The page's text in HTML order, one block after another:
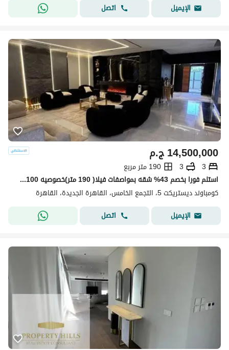
الإيميل
اتصل
ج.م14,500,000
3
3
190 متر مربع
استلم فورا بخصم 43% شقه بمواصفات فيلا( 190 متر)خصوصيه 100% للبيع في ديستريكت 5 - District 5 التجمع الخامس دقائق من ميفيدا وهايد بارك وماونتن فيو
كومباوند ديستريكت 5، التجمع الخامس، القاهرة الجديدة، القاهرة
الإيميل
اتصل